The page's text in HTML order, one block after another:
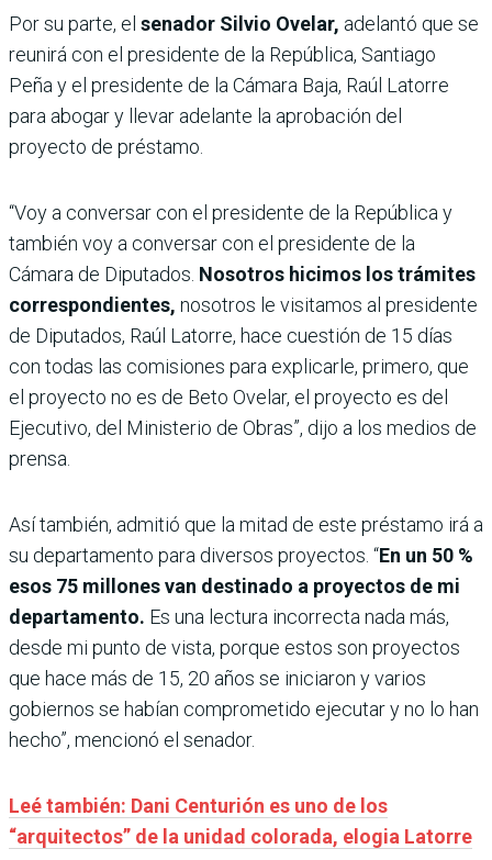
Por su parte, el senador Silvio Ovelar, adelantó que se
reunirá con el presidente de la República, Santiago
Peña y el presidente de la Cámara Baja, Raúl Latorre
para abogar y llevar adelante la aprobación del
proyecto de préstamo.
“Voy a conversar con el presidente de la República y
también voy a conversar con el presidente de la
Cámara de Diputados. Nosotros hicimos los trámites
correspondientes, nosotros le visitamos al presidente
de Diputados, Raúl Latorre, hace cuestión de 15 días
con todas las comisiones para explicarle, primero, que
el proyecto no es de Beto Ovelar, el proyecto es del
Ejecutivo, del Ministerio de Obras”, dijo a los medios de
prensa.
Así también, admitió que la mitad de este préstamo irá a
su departamento para diversos proyectos. “En un 50 %
esos 75 millones van destinado a proyectos de mi
departamento. Es una lectura incorrecta nada más,
desde mi punto de vista, porque estos son proyectos
que hace más de 15, 20 años se iniciaron y varios
gobiernos se habían comprometido ejecutar y no lo han
hecho”, mencionó el senador.
Leé también: Dani Centurión es uno de los
“arquitectos” de la unidad colorada, elogia Latorre